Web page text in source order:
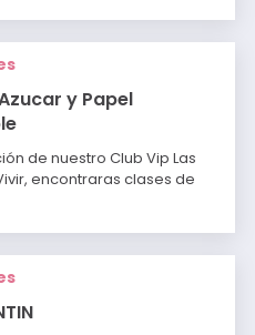
y Papel
de nuestro Club Vip Las
encontraras clases de